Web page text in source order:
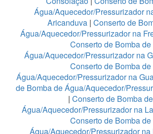
Água/Aquecedor/Pressurizador
Aricanduva| Conserto de
Água/Aquecedor/Pressurizador na
Conserto de Bomba de
Água/Aquecedor/Pressurizador na
Conserto de Bomba de
Água/Aquecedor/Pressurizador na
de Bomba de Água/Aquecedor/
| Conserto de Bomba de
Água/Aquecedor/Pressurizador na
Conserto de Bomba de
Água/Aquecedor/Pressurizador